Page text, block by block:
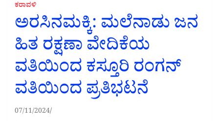
ಕರಾವಳಿ
ಅರಸಿನಮಕ್ಕಿ: ಮಲೆನಾಡು ಜನ
ಹಿತ ರಕ್ಷಣಾ ವೇದಿಕೆಯ
ವತಿಯಿಂದ ಕಸ್ತೂರಿ ರಂಗನ್
ವತಿಯಿಂದ ಪ್ರತಿಭಟನೆ
07/11/2024